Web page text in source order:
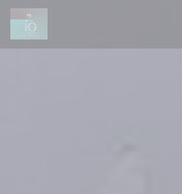
Πίνακας διαχείρισης "Μπισκότων" (Cookies)